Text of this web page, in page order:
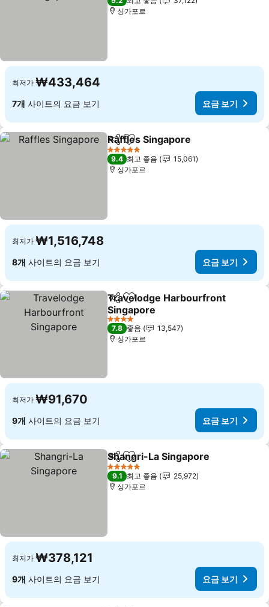
싱가포르
최저가 ₩433,464
7개 사이트의 요금 보기 요금 보기
공유 즐겨찾기에 추가
Raffles Singapore
5 성급
9.4 최고 좋음
15,061
싱가포르
최저가 ₩1,516,748
8개 사이트의 요금 보기 요금 보기
공유 즐겨찾기에 추가
Travelodge Harbourfront
Singapore
요금 보기
4 성급
7.8 좋음
13,547
싱가포르
최저가 ₩91,670
9개 사이트의 요금 보기 요금 보기
공유 즐겨찾기에 추가
Shangri-La Singapore
5 성급
9.1 최고 좋음
25,972
싱가포르
최저가 ₩378,121
9개 사이트의 요금 보기 요금 보기